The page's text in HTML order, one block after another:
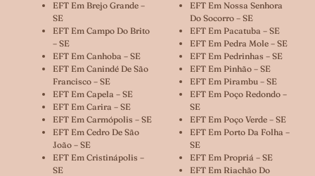
EFT Em Brejo Grande –
SE
EFT Em Campo Do Brito
– SE
EFT Em Canhoba – SE
EFT Em Canindé De São
Francisco – SE
EFT Em Capela – SE
EFT Em Carira – SE
EFT Em Carmópolis – SE
EFT Em Cedro De São
João – SE
EFT Em Cristinápolis –
SE
EFT Em Nossa Senhora
Do Socorro – SE
EFT Em Pacatuba – SE
EFT Em Pedra Mole – SE
EFT Em Pedrinhas – SE
EFT Em Pinhão – SE
EFT Em Pirambu – SE
EFT Em Poço Redondo –
SE
EFT Em Poço Verde – SE
EFT Em Porto Da Folha –
SE
EFT Em Propriá – SE
EFT Em Riachão Do